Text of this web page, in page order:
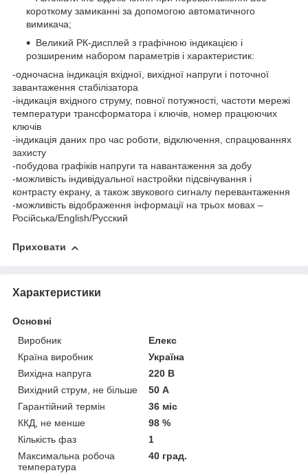
короткому замиканні за допомогою автоматичного
вимикача;
Великий РК-дисплей з графічною індикацією і
розширеним набором параметрів і характеристик:
-одночасна індикація вхідної, вихідної напруги і поточної
завантаження стабілізатора
-індикація вхідного струму, повної потужності, частоти мережі
температури трансформатора і ключів, номер працюючих
ключів
-індикація даних про час роботи, відключення, спрацюваннях
захисту
-побудова графіків напруги та навантаження за добу
-можливість індивідуальної настройки підсвічування і
контрасту екрану, а також звукового сигналу перевантаження
-можливість відображення інформації на трьох мовах –
Російська/English/Русский
Приховати
Характеристики
Основні
Виробник
Елекс
Країна виробник
Україна
Вихідна напруга
220 В
Вихідний струм, не більше
50 А
Гарантійний термін
36 міс
ККД, не менше
98 %
Кількість фаз
1
Максимальна робоча
температура
40 град.